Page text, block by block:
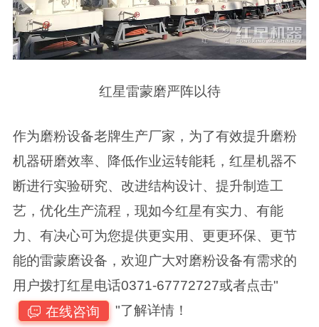
红星雷蒙磨严阵以待
作为磨粉设备老牌生产厂家，为了有效提升磨粉
机器研磨效率、降低作业运转能耗，红星机器不
断进行实验研究、改进结构设计、提升制造工
艺，优化生产流程，现如今红星有实力、有能
力、有决心可为您提供更实用、更更环保、更节
能的雷蒙磨设备，欢迎广大对磨粉设备有需求的
用户拨打红星电话0371-67772727或者点击"
在线咨询
"了解详情！